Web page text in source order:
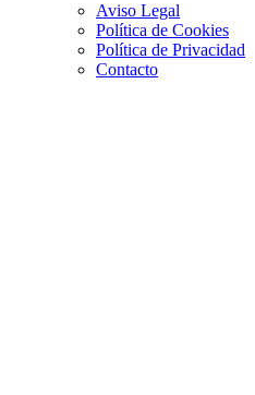
Aviso Legal
Política de Cookies
Política de Privacidad
Contacto